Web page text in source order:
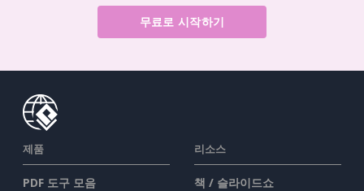
무료로 시작하기
제품
PDF 도구 모음
리소스
책 / 슬라이드쇼